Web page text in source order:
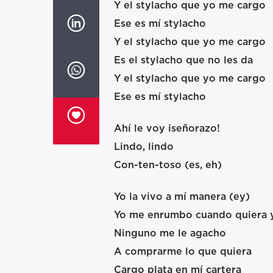
Y el stylacho que yo me cargo
Ese es mí stylacho
Y el stylacho que yo me cargo
Es el stylacho que no les da
Y el stylacho que yo me cargo
Ese es mí stylacho
Ahí le voy iseñorazo!
Lindo, lindo
Con-ten-toso (es, eh)
Yo la vivo a mí manera (ey)
Yo me enrumbo cuando quiera
Ninguno me le agacho
A comprarme lo que quiera
Cargo plata en mí cartera